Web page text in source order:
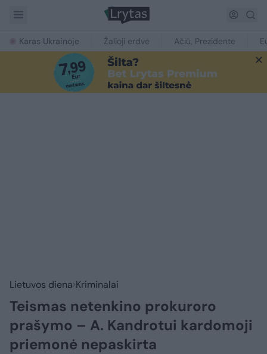
Karas Ukrainoje Žalioji erdvė Ačiū, Prezidente
Lietuvos diena Kriminalai
Teismas netenkino prokuroro
prašymo – A. Kandrotui kardomoji
priemonė nepaskirta